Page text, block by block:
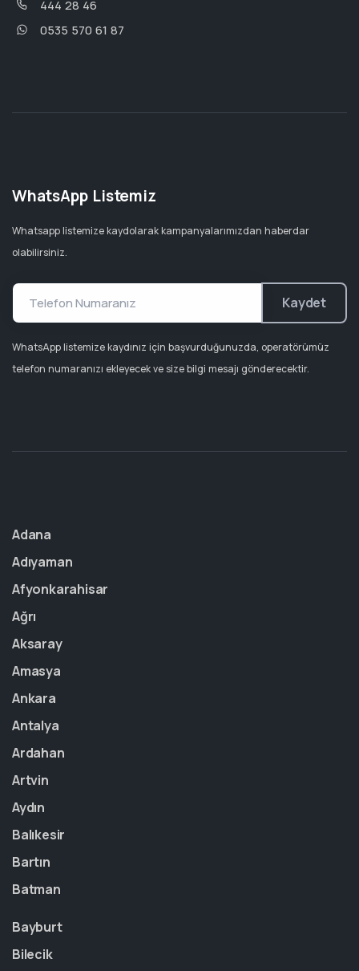
444 28 46
0535 570 61 87
WhatsApp Listemiz
Whatsapp listemize kaydolarak kampanyalarımızdan haberdar
olabilirsiniz.
Kaydet
WhatsApp listemize kaydınız için başvurduğunuzda, operatörümüz
telefon numaranızı ekleyecek ve size bilgi mesajı gönderecektir.
Adana
Adıyaman
Afyonkarahisar
Ağrı
Aksaray
Amasya
Ankara
Antalya
Ardahan
Artvin
Aydın
Balıkesir
Bartın
Batman
Bayburt
Bilecik